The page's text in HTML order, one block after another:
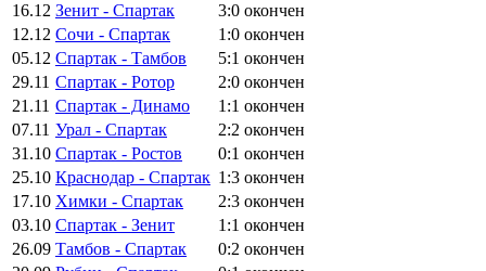
16.12 Зенит - Спартак 3:0 окончен
12.12 Сочи - Спартак 1:0 окончен
05.12 Спартак - Тамбов 5:1 окончен
29.11 Спартак - Ротор 2:0 окончен
21.11 Спартак - Динамо 1:1 окончен
07.11 Урал - Спартак 2:2 окончен
31.10 Спартак - Ростов 0:1 окончен
25.10 Краснодар - Спартак 1:3 окончен
17.10 Химки - Спартак 2:3 окончен
03.10 Спартак - Зенит 1:1 окончен
26.09 Тамбов - Спартак 0:2 окончен